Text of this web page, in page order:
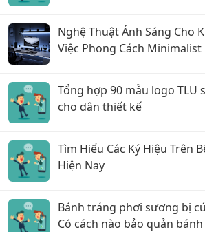
Nghệ Thuật Ánh Sáng Cho
Việc Phong Cách Minimalist
Tổng hợp 90 mẫu logo TLU
cho dân thiết kế
Tìm Hiểu Các Ký Hiệu Trên
Hiện Nay
Bánh tráng phơi sương bị
Có cách nào bảo quản